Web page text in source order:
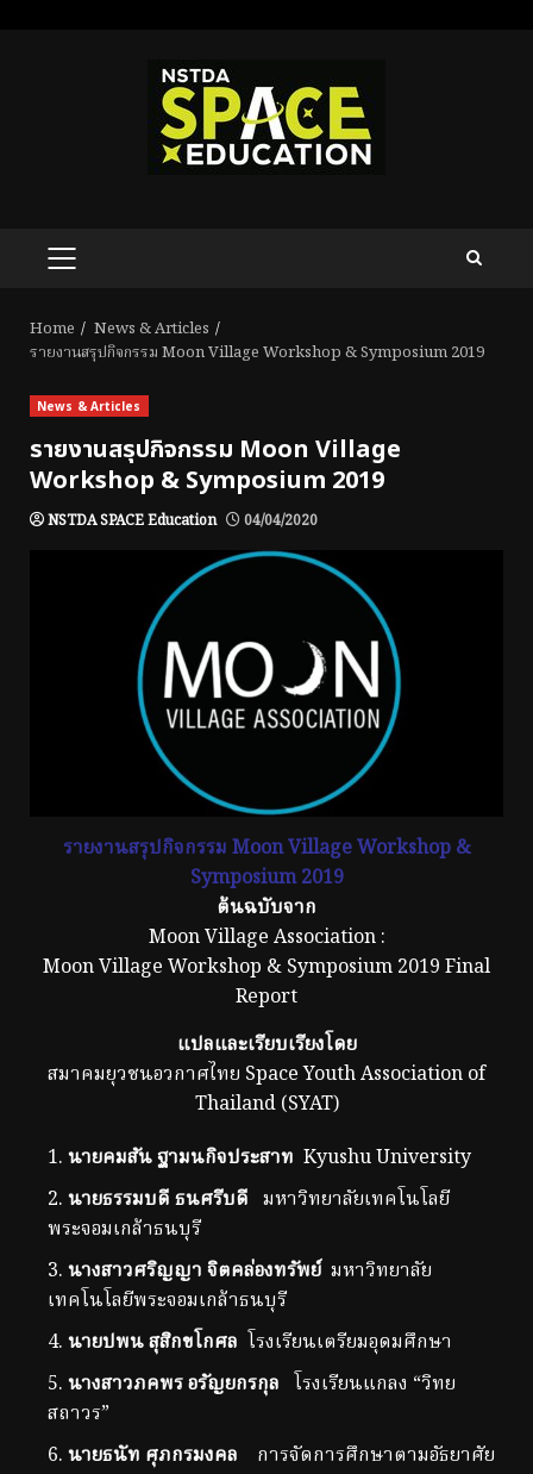
PRIMARY
Home
News & Articles
รายงานสรุปกิจกรรม Moon Village Workshop & Symposium 2019
News & Articles
รายงานสรุปกิจกรรม Moon Village
Workshop & Symposium 2019
NSTDA SPACE Education 04/04/2020
รายงานสรุปกิจกรรม Moon Village Workshop &
Symposium 2019
ต้นฉบับจาก
Moon Village Association :
Moon Village Workshop & Symposium 2019 Final
Report
แปลและเรียบเรียงโดย
สมาคมยุวชนอวกาศไทย Space Youth Association of
Thailand (SYAT)
นายคมสัน ฐามนกิจประสาท Kyushu University
นายธรรมบดี ธนศรีบดี มหาวิทยาลัยเทคโนโลยี
พระจอมเกล้าธนบุรี
นางสาวศริญญา จิตคล่องทรัพย์ มหาวิทยาลัย
เทคโนโลยีพระจอมเกล้าธนบุรี
นายปพน สุสิกขโกศล โรงเรียนเตรียมอุดมศึกษา
นางสาวภคพร อรัญยกรกุล โรงเรียนแกลง “วิทย
สถาวร”
นายธนัท ศุภกรมงคล การจัดการศึกษาตามอัธยาศัย